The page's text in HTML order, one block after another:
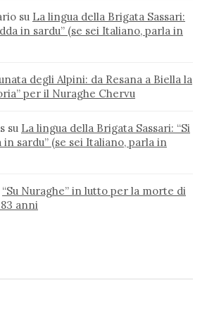
su La lingua della Brigata Sassari:
in sardu” (se sei Italiano, parla in
degli Alpini: da Resana a Biella la
per il Nuraghe Chervu
su La lingua della Brigata Sassari: “Si
in sardu” (se sei Italiano, parla in
“Su Nuraghe” in lutto per la morte di
anni